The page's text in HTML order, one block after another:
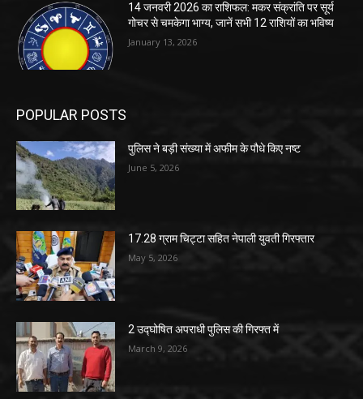
14 जनवरी 2026 का राशिफल: मकर संक्रांति पर सूर्य
गोचर से चमकेगा भाग्य, जानें सभी 12 राशियों का भविष्य
January 13, 2026
POPULAR POSTS
पुलिस ने बड़ी संख्या में अफीम के पौधे किए नष्ट
June 5, 2026
17.28 ग्राम चिट्टा सहित नेपाली युवती गिरफ्तार
May 5, 2026
2 उद्घोषित अपराधी पुलिस की गिरफ्त में
March 9, 2026